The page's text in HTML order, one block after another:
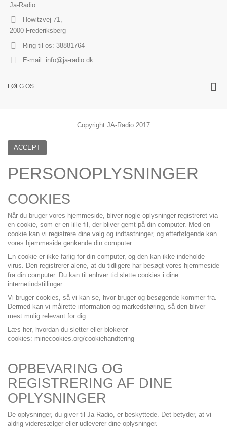
Ja-Radio.....
Howitzvej 71,
2000 Frederiksberg
Ring til os: 38881764
E-mail: info@ja-radio.dk
FØLG OS
Copyright JA-Radio 2017
ACCEPT
PERSONOPLYSNINGER
COOKIES
Når du bruger vores hjemmeside, bliver nogle oplysninger registreret via
en cookie, som er en lille fil, der bliver gemt på din computer. Med en
cookie kan vi registrere dine valg og indtastninger, og efterfølgende kan
vores hjemmeside genkende din computer.
En cookie er ikke farlig for din computer, og den kan ikke indeholde
virus. Den registrerer alene, at du tidligere har besøgt vores hjemmeside
fra din computer. Du kan til enhver tid slette cookies i dine
internetindstillinger.
Vi bruger cookies, så vi kan se, hvor bruger og besøgende kommer fra.
Dermed kan vi målrette information og markedsføring, så den bliver
mest mulig relevant for dig.
Læs her, hvordan du sletter eller blokerer
cookies: minecookies.org/cookiehandtering
OPBEVARING OG
REGISTRERING AF DINE
OPLYSNINGER
De oplysninger, du giver til Ja-Radio, er beskyttede. Det betyder, at vi
aldrig videresælger eller udleverer dine oplysninger.